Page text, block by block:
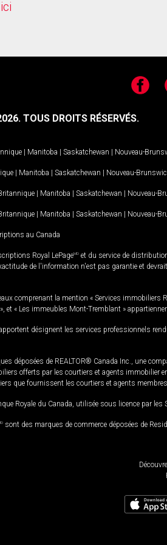
ici
TOUS DROITS RÉSERVÉS.
| Manitoba | Saskatchewan | Nouveau-
| Manitoba | Saskatchewan | Nouveau-
| Manitoba | Saskatchewan | Nouveau-
| Manitoba | Saskatchewan | Nouveau-
au Canada
Royal LePageMD et du service de
de l'information n'est pas garantie et
comprenant la mention « Services immobiliers
et « Les immeubles Mont-Tremblant »
désignent les services professionnels
déposées de REALTOR® Canada Inc., une
offerts par les courtiers et agents
que fournissent les courtiers et agents membres
Royale du Canada, utilisée sous licence par
sont des marques de commerce déposées de